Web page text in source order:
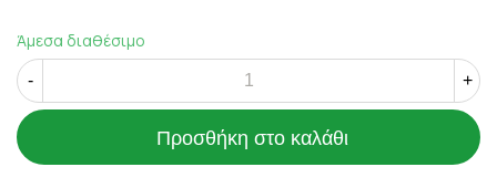
Άμεσα διαθέσιμο
- +
Προσθήκη στο καλάθι